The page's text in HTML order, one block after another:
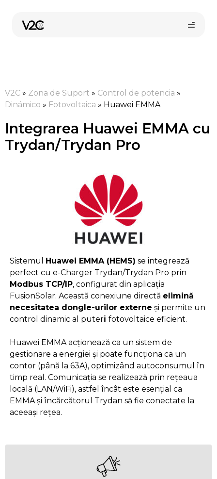
conținut
V2C » Zona de Suport » Control de potencia »
Dinámico » Fotovoltaica » Huawei EMMA
Integrarea Huawei EMMA cu
Trydan/Trydan Pro
Sistemul Huawei EMMA (HEMS) se integrează
perfect cu e-Charger Trydan/Trydan Pro prin
Modbus TCP/IP, configurat din aplicația
FusionSolar. Această conexiune directă elimină
necesitatea dongle-urilor externe și permite un
control dinamic al puterii fotovoltaice eficient.
Huawei EMMA acționează ca un sistem de
gestionare a energiei și poate funcționa ca un
contor (până la 63A), optimizând autoconsumul în
timp real. Comunicația se realizează prin rețeaua
locală (LAN/WiFi), astfel încât este esențial ca
EMMA și încărcătorul Trydan să fie conectate la
aceeași rețea.